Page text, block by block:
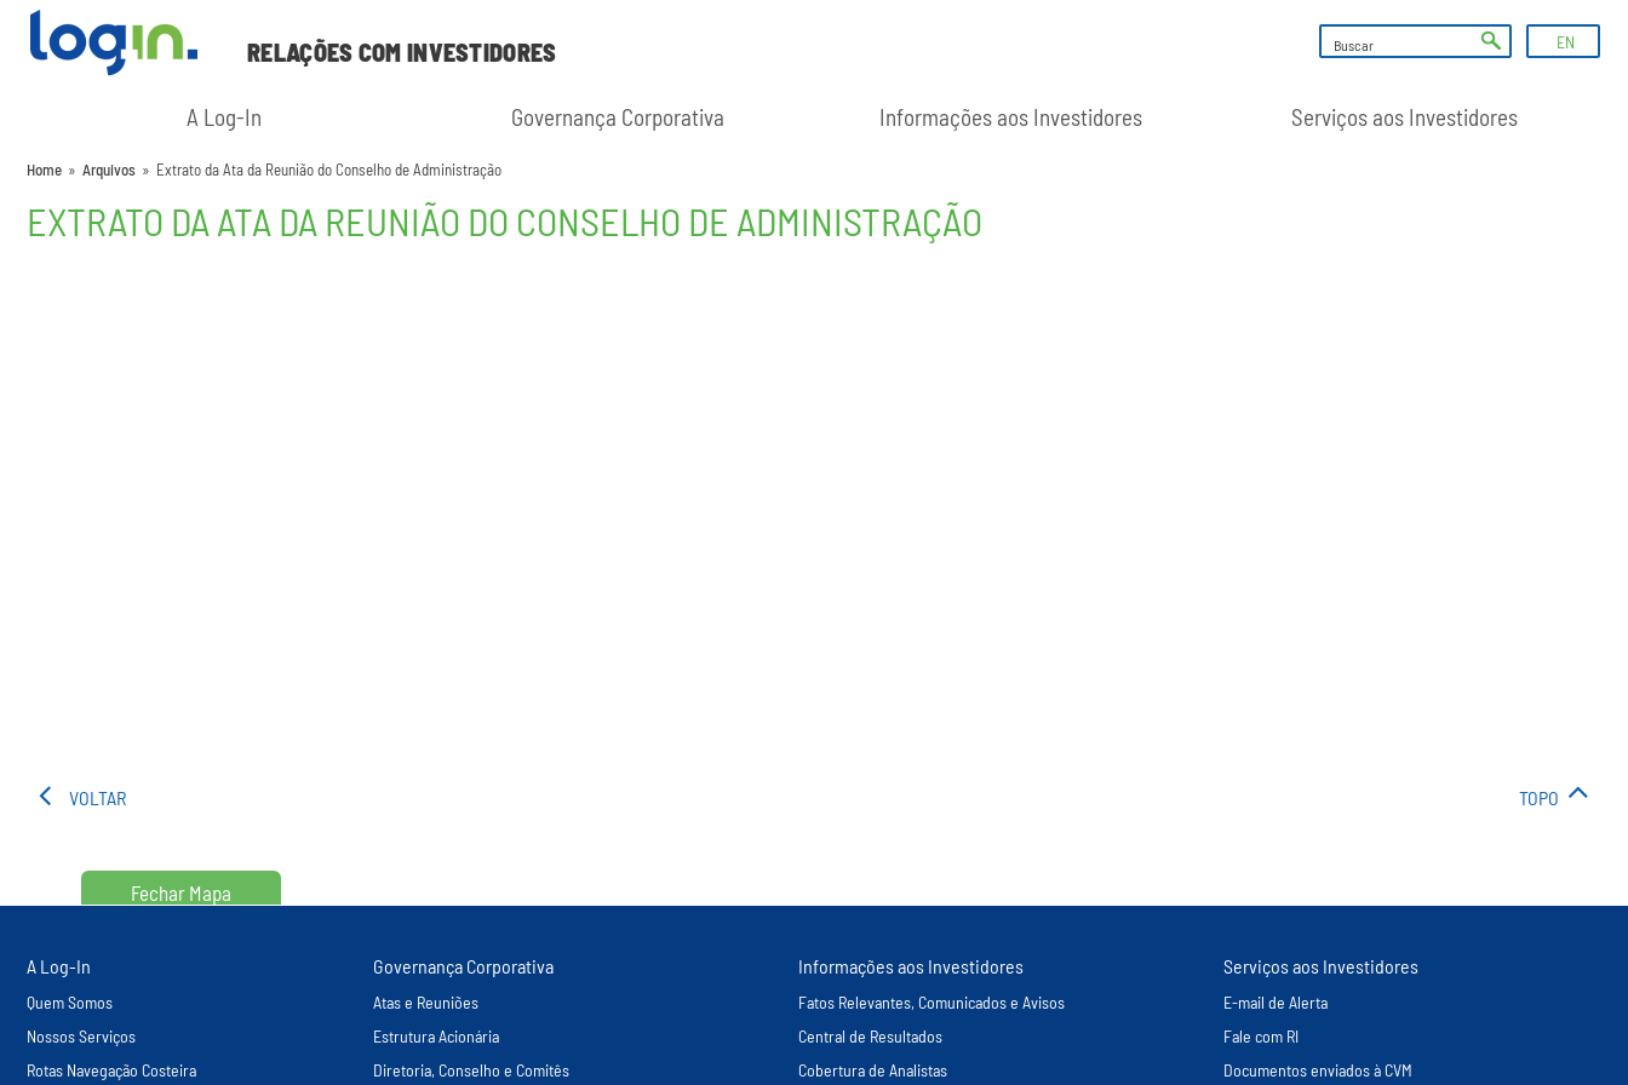
RELAÇÕES COM INVESTIDORES EN
A Log-In Governança Corporativa Informações aos Investidores Serviços aos Investidores
Home » Arquivos » Extrato da Ata da Reunião do Conselho de Administração
EXTRATO DA ATA DA REUNIÃO DO CONSELHO DE ADMINISTRAÇÃO
VOLTAR TOPO
Fechar Mapa
A Log-In
Quem Somos
Nossos Serviços
Rotas Navegação Costeira
Governança Corporativa
Atas e Reuniões
Estrutura Acionária
Diretoria, Conselho e Comitês
Informações aos Investidores
Fatos Relevantes, Comunicados e Avisos
Central de Resultados
Cobertura de Analistas
Serviços aos Investidores
E-mail de Alerta
Fale com RI
Documentos enviados à CVM